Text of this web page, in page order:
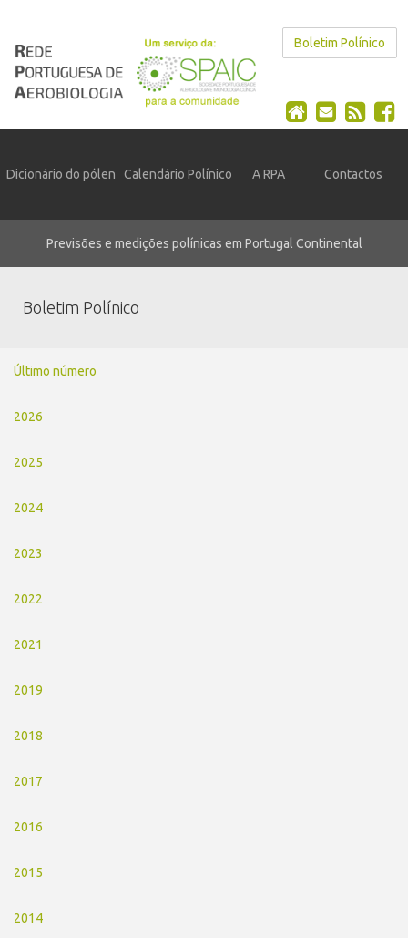
Boletim Polínico
Dicionário do pólen Calendário Polínico A RPA Contactos
Previsões e medições polínicas em Portugal Continental
Boletim Polínico
Último número
2026
2025
2024
2023
2022
2021
2019
2018
2017
2016
2015
2014